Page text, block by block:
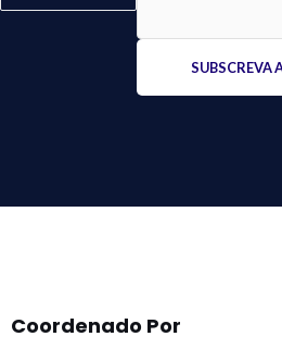
Coordenado Por